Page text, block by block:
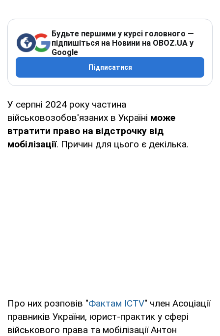
Будьте першими у курсі головного —
підпишіться на Новини на OBOZ.UA у
Google
Підписатися
У серпні 2024 року частина
військовозобов'язаних в Україні може
втратити право на відстрочку від
мобілізації. Причин для цього є декілька.
Про них розповів "Фактам ICTV" член Асоціації
правників України, юрист-практик у сфері
військового права та мобілізації Антон